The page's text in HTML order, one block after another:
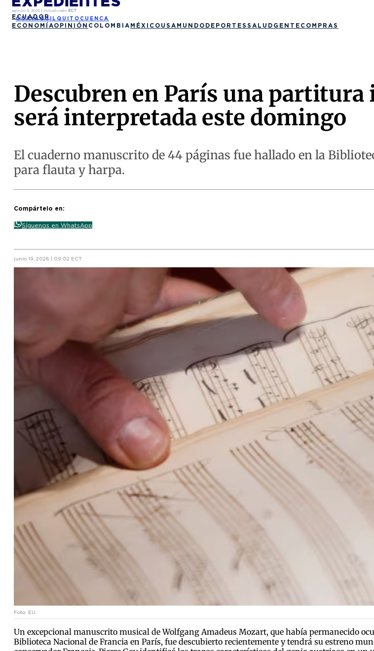
agosto 6, 2026 | Actualizado ECT
ECUADOR
GUAYAQUIL QUITO CUENCA
ECONOMÍAOPINIÓN COLOMBIA MÉXICO USA MUNDO DEPORTES SALUD GENTE COMPRAS
Descubren en París una
será interpretada este domingo
El cuaderno manuscrito de 44 páginas fue hallado en la
para flauta y harpa.
Compártelo en:
Síguenos en WhatsApp
junio 19, 2026 | 09:02 ECT
Foto: EU.
Un excepcional manuscrito musical de Wolfgang Amadeus Mozart, que había permanecido
Biblioteca Nacional de Francia en París, fue descubierto recientemente y tendrá su estreno